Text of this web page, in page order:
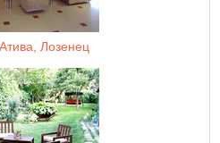
Лозенец